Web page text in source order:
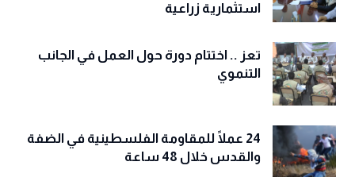
استثمارية زراعية
تعز .. اختتام دورة حول العمل في الجانب
التنموي
24 عملًا للمقاومة الفلسطينية في الضفة
والقدس خلال 48 ساعة